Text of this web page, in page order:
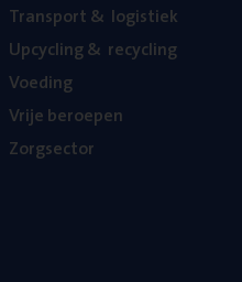
Trans­port& logistiek
Upcy­cling& recycling
Voe­ding
Vrije beroe­pen
Zorg­sec­tor